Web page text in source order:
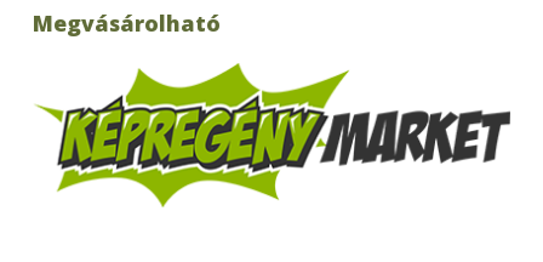
Megvásárolható